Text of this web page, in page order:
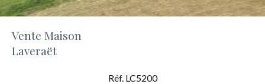
Vente Maison
Laveraët
Réf. LC5200